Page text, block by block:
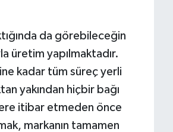
da görebileceğin
üretim yapılmaktadır.
kadar tüm süreç yerli
yakından hiçbir bağı
itibar etmeden önce
markanın tamamen